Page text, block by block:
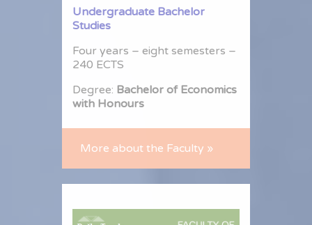
Undergraduate Bachelor
Studies
Four years – eight semesters –
240 ECTS
Degree: Bachelor of Economics
with Honours
More about the Faculty »